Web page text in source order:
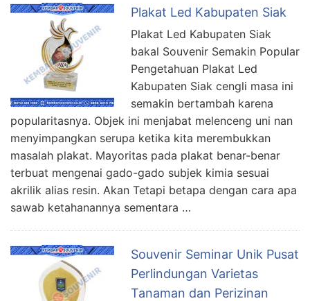
Plakat Led Kabupaten Siak
Plakat Led Kabupaten Siak
bakal Souvenir Semakin Popular
Pengetahuan Plakat Led
Kabupaten Siak cengli masa ini
semakin bertambah karena
popularitasnya. Objek ini menjabat melenceng uni nan
menyimpangkan serupa ketika kita merembukkan
masalah plakat. Mayoritas pada plakat benar-benar
terbuat mengenai gado-gado subjek kimia sesuai
akrilik alias resin. Akan Tetapi betapa dengan cara apa
sawab ketahanannya sementara …
Souvenir Seminar Unik Pusat
Perlindungan Varietas
Tanaman dan Perizinan